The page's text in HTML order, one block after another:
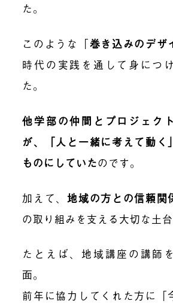
た。
このような「巻き込みのデザ
時代の実践を通して身につ
た。
他学部の仲間とプロジェク
が、「人と一緒に考えて動く
ものにしていたのです。
加えて、地域の方との信頼関
の取り組みを支える大切な土台
たとえば、地域講座の講師
面。
前年に協力してくれた方に「